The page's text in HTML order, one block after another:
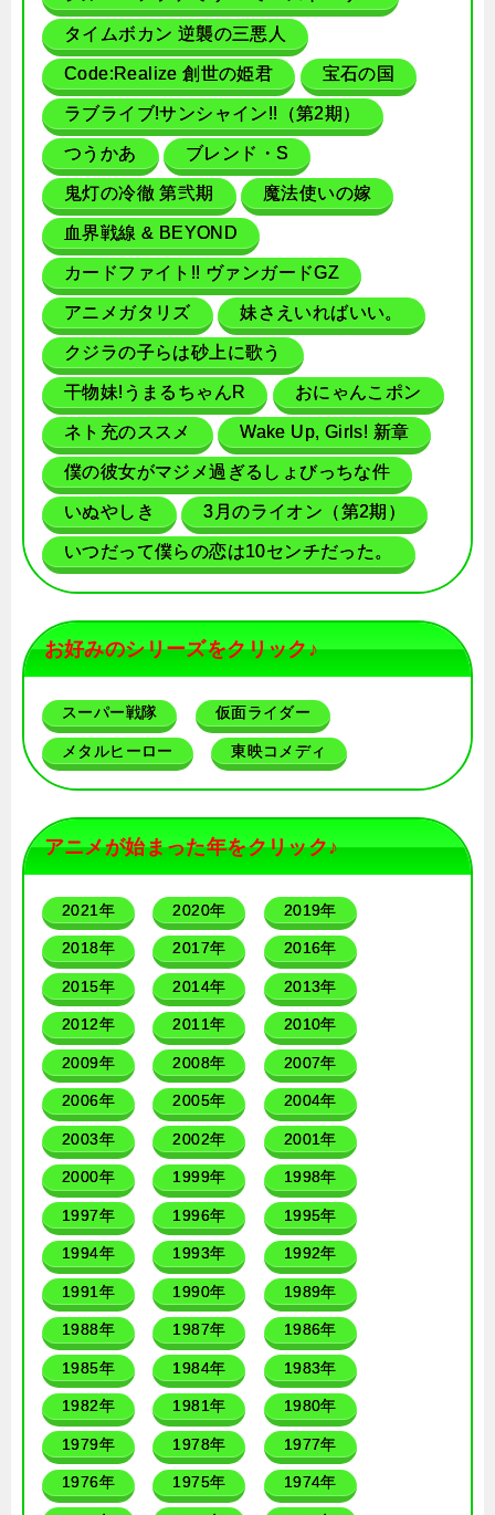
タイムボカン 逆襲の三悪人
Code:Realize 創世の姫君 宝石の国
ラブライブ!サンシャイン!!（第2期）
つうかあ ブレンド・S
鬼灯の冷徹 第弐期 魔法使いの嫁
血界戦線 & BEYOND
カードファイト!! ヴァンガードGZ
アニメガタリズ 妹さえいればいい。
クジラの子らは砂上に歌う
干物妹!うまるちゃんR おにゃんこポン
ネト充のススメ Wake Up, Girls! 新章
僕の彼女がマジメ過ぎるしょびっちな件
いぬやしき 3月のライオン（第2期）
いつだって僕らの恋は10センチだった。
お好みのシリーズをクリック♪
スーパー戦隊 仮面ライダー
メタルヒーロー 東映コメディ
アニメが始まった年をクリック♪
2021年 2020年 2019年
2018年 2017年 2016年
2015年 2014年 2013年
2012年 2011年 2010年
2009年 2008年 2007年
2006年 2005年 2004年
2003年 2002年 2001年
2000年 1999年 1998年
1997年 1996年 1995年
1994年 1993年 1992年
1991年 1990年 1989年
1988年 1987年 1986年
1985年 1984年 1983年
1982年 1981年 1980年
1979年 1978年 1977年
1976年 1975年 1974年